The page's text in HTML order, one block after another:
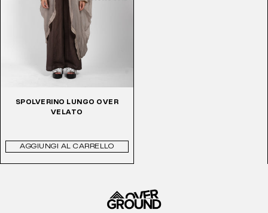
SPOLVERINO LUNGO OVER
VELATO
AGGIUNGI AL CARRELLO